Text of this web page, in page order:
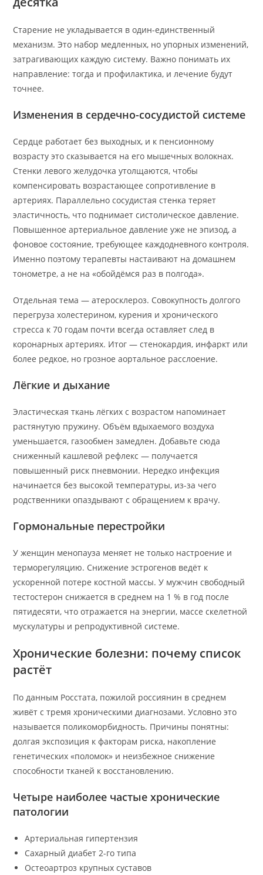
Старение не укладывается в один-единственный
механизм. Это набор медленных, но упорных изменений,
затрагивающих каждую систему. Важно понимать их
направление: тогда и профилактика, и лечение будут
точнее.
Изменения в сердечно-сосудистой системе
Сердце работает без выходных, и к пенсионному
возрасту это сказывается на его мышечных волокнах.
Стенки левого желудочка утолщаются, чтобы
компенсировать возрастающее сопротивление в
артериях. Параллельно сосудистая стенка теряет
эластичность, что поднимает систолическое давление.
Повышенное артериальное давление уже не эпизод, а
фоновое состояние, требующее каждодневного контроля.
Именно поэтому терапевты настаивают на домашнем
тонометре, а не на «обойдёмся раз в полгода».
Отдельная тема — атеросклероз. Совокупность долгого
перегруза холестерином, курения и хронического
стресса к 70 годам почти всегда оставляет след в
коронарных артериях. Итог — стенокардия, инфаркт или
более редкое, но грозное аортальное расслоение.
Лёгкие и дыхание
Эластическая ткань лёгких с возрастом напоминает
растянутую пружину. Объём вдыхаемого воздуха
уменьшается, газообмен замедлен. Добавьте сюда
сниженный кашлевой рефлекс — получается
повышенный риск пневмонии. Нередко инфекция
начинается без высокой температуры, из-за чего
родственники опаздывают с обращением к врачу.
Гормональные перестройки
У женщин менопауза меняет не только настроение и
терморегуляцию. Снижение эстрогенов ведёт к
ускоренной потере костной массы. У мужчин свободный
тестостерон снижается в среднем на 1 % в год после
пятидесяти, что отражается на энергии, массе скелетной
мускулатуры и репродуктивной системе.
Хронические болезни: почему список
растёт
По данным Росстата, пожилой россиянин в среднем
живёт с тремя хроническими диагнозами. Условно это
называется поликоморбидность. Причины понятны:
долгая экспозиция к факторам риска, накопление
генетических «поломок» и неизбежное снижение
способности тканей к восстановлению.
Четыре наиболее частые хронические
патологии
Артериальная гипертензия
Сахарный диабет 2-го типа
Остеоартроз крупных суставов